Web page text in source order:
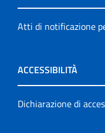
Atti di notificazione
ACCESSIBILITÀ
Dichiarazione di